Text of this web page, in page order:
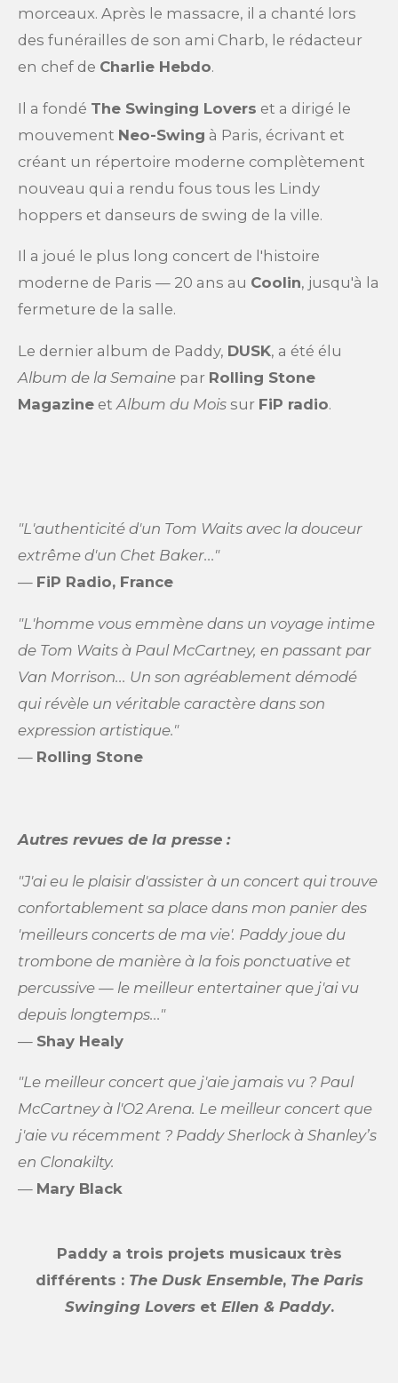
morceaux. Après le massacre, il a chanté lors
des funérailles de son ami Charb, le rédacteur
en chef de Charlie Hebdo.
Il a fondé The Swinging Lovers et a dirigé le
mouvement Neo-Swing à Paris, écrivant et
créant un répertoire moderne complètement
nouveau qui a rendu fous tous les Lindy
hoppers et danseurs de swing de la ville.
Il a joué le plus long concert de l'histoire
moderne de Paris — 20 ans au Coolin, jusqu'à la
fermeture de la salle.
Le dernier album de Paddy, DUSK, a été élu
Album de la Semaine par Rolling Stone
Magazine et Album du Mois sur FiP radio.
"L'authenticité d'un Tom Waits avec la douceur
extrême d'un Chet Baker..."
— FiP Radio, France
"L'homme vous emmène dans un voyage intime
de Tom Waits à Paul McCartney, en passant par
Van Morrison... Un son agréablement démodé
qui révèle un véritable caractère dans son
expression artistique."
— Rolling Stone
Autres revues de la presse :
"J'ai eu le plaisir d'assister à un concert qui trouve
confortablement sa place dans mon panier des
'meilleurs concerts de ma vie'. Paddy joue du
trombone de manière à la fois ponctuative et
percussive — le meilleur entertainer que j'ai vu
depuis longtemps..."
— Shay Healy
"Le meilleur concert que j'aie jamais vu ? Paul
McCartney à l'O2 Arena. Le meilleur concert que
j'aie vu récemment ? Paddy Sherlock à Shanley’s
en Clonakilty.
— Mary Black
Paddy a trois projets musicaux très
différents : The Dusk Ensemble, The Paris
Swinging Loverset Ellen & Paddy.